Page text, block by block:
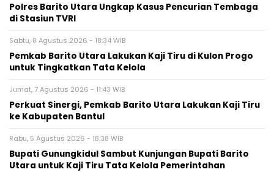
Polres Barito Utara Ungkap Kasus Pencurian Tembaga
di Stasiun TVRI
Sabtu, 8 Agustus 2026 - 18:34 WIB
Pemkab Barito Utara Lakukan Kaji Tiru di Kulon Progo
untuk Tingkatkan Tata Kelola
Jumat, 7 Agustus 2026 - 11:43 WIB
Perkuat Sinergi, Pemkab Barito Utara Lakukan Kaji Tiru
ke Kabupaten Bantul
Rabu, 5 Agustus 2026 - 18:38 WIB
Bupati Gunungkidul Sambut Kunjungan Bupati Barito
Utara untuk Kaji Tiru Tata Kelola Pemerintahan